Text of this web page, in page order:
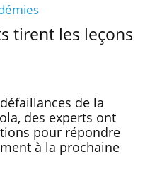
tirent les leçons
de la
des experts ont
pour répondre
à la prochaine